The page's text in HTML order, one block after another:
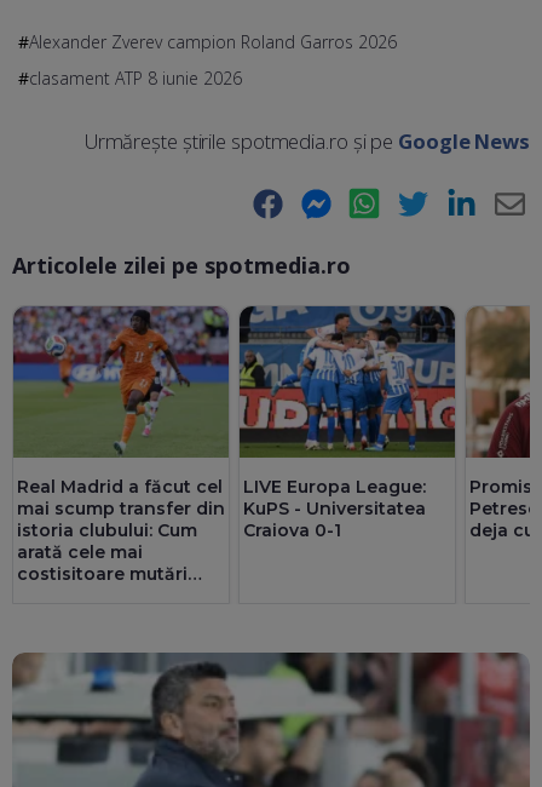
Alexander Zverev campion Roland Garros 2026
clasament ATP 8 iunie 2026
Urmărește știrile spotmedia.ro și pe Google News
Facebook Messenger WhatsApp Twitter LinkedIn
Articolele zilei pe spotmedia.ro
Real Madrid a făcut cel
mai scump transfer din
istoria clubului: Cum
arată cele mai
costisitoare mutări
LIVE Europa League:
KuPS - Universitatea
Craiova 0-1
deja cu